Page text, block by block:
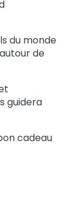
du monde
de
guidera
cadeau